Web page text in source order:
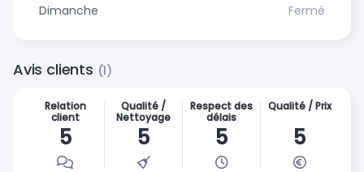
Dimanche
Fermé
Avis clients (1)
Relation
client
5
Qualité /
Nettoyage
5
Respect des
délais
5
Qualité / Prix
5